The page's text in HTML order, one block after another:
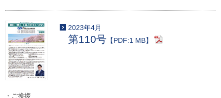
2023年4月
第110号 【PDF:1 MB】
・ご挨拶